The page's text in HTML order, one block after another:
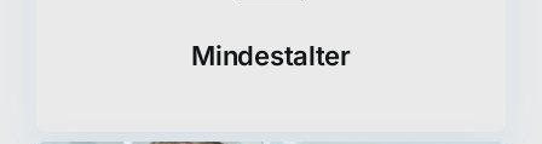
Mindestalter